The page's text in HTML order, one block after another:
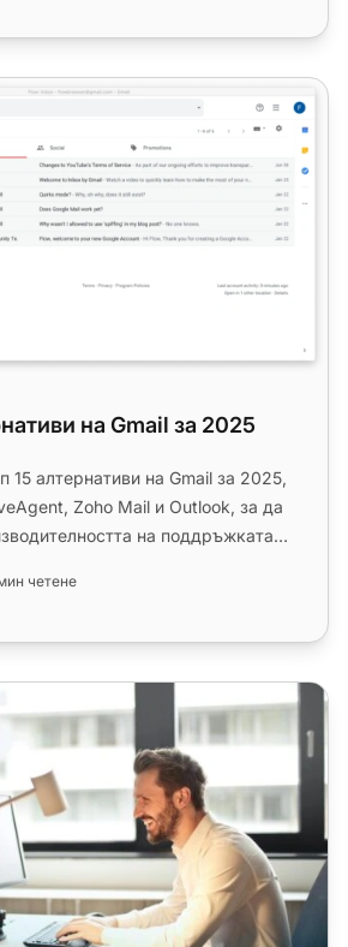
на Gmail за 2025
на Gmail за 2025
15 алтернативи на Gmail за 2025,
Zoho Mail и Outlook, за да
на поддръжката,
четене
и издаване на билети за